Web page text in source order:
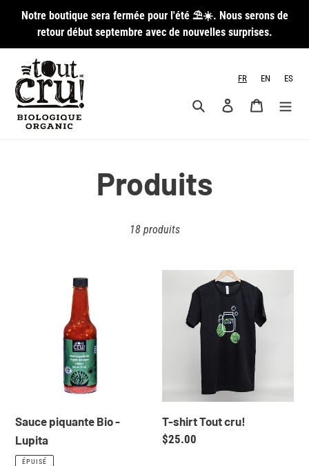
Passer
contenu
Notre boutique sera fermée pour l'été ⛱️☀️. Nous serons de
retour début septembre avec de nouvelles surprises.
FR EN ES
RechercherSe connecter
Panier
C
e
c
Produits
18 produits
Sauce piquante Bio -
Lupita
Prix
ÉPUISÉ
T-shirt Tout cru!
Prix
$25.00